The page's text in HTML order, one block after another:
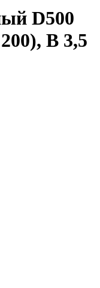
D500
В 3,5